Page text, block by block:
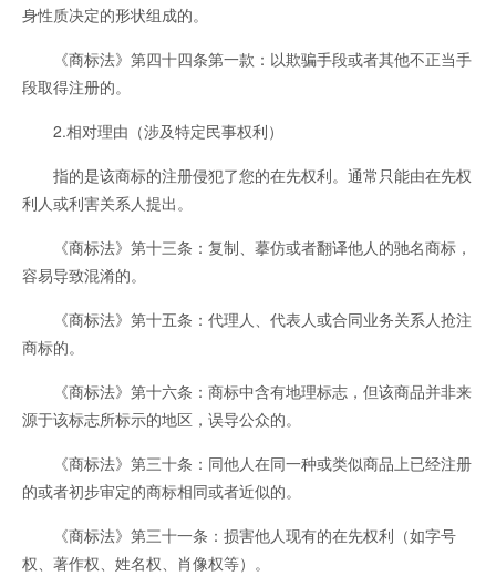
身性质决定的形状组成的。
《商标法》第四十四条第一款：以欺骗手段或者其他不正当手
段取得注册的。
2.相对理由（涉及特定民事权利）
指的是该商标的注册侵犯了您的在先权利。通常只能由在先权
利人或利害关系人提出。
《商标法》第十三条：复制、摹仿或者翻译他人的驰名商标，
容易导致混淆的。
《商标法》第十五条：代理人、代表人或合同业务关系人抢注
商标的。
《商标法》第十六条：商标中含有地理标志，但该商品并非来
源于该标志所标示的地区，误导公众的。
《商标法》第三十条：同他人在同一种或类似商品上已经注册
的或者初步审定的商标相同或者近似的。
《商标法》第三十一条：损害他人现有的在先权利（如字号
权、著作权、姓名权、肖像权等）。